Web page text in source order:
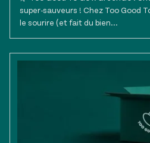
super-sauveurs ! Chez Too Good
le sourire (et fait du bien...